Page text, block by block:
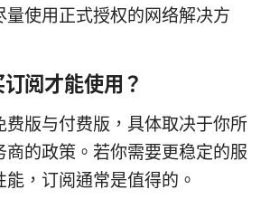
量使用正式授权的网络解决方
阅才能使用？
费版与付费版，具体取决于你所
商的政策。若你需要更稳定的服
，订阅通常是值得的。